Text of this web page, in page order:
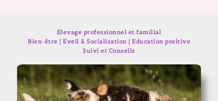
Elevage professionnel et familial
Bien-être | Eveil & Socialisation | Education positive
Suivi et Conseils